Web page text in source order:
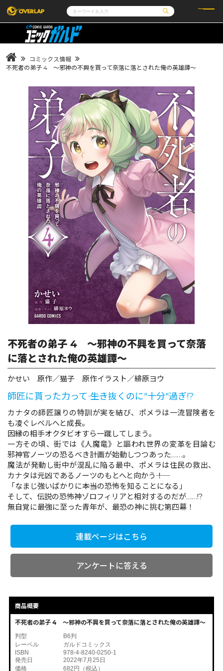
コミック
LiQulle
ラブパルフェ
ライトノベル
ロサージュノベルス
その他 通販・NEWS
企業
会社概要
採用情報
アクセス
オーバーラップホールディングス
お問い合わせはこちら
オーバーラップ文庫
オーバーラップノベルス
オーバーラップノベルスf
ロサージュノベルス
コミックガルド
コミックパルフェ
コミックエッセイ
閉じる
コミックス情報
不死者の弟子 4 ～邪神の不興を買って奈落に落とされた俺の英雄譚～
不死者の弟子 4 ～邪神の不興を買って奈落
に落とされた俺の英雄譚～
かせい 原作／猫子 原作イラスト／緋原ヨウ
師匠に貰った力って―― 生き抜くのに"十分"過ぎ!?
カナタの師匠譲りの特訓が実を結び、ポメラは一流冒険者を
も凌ぐレベルへと成長。
因縁の相手オクタビオすら一蹴してしまう。
一方その頃、街では《人魔竜》と謳われ世界の変革を目論む
邪神官ノーツの恐るべき計画が始動しつつあった……。
魔法が発動し街中が混乱に陥る最中、ポメラは住民の救出、
カナタは元凶であるノーツのもとへと向かう――！
「なまじ強いばかりに――本当の恐怖を知ることになる」
そして、伝説の恐怖神ゾロフィリアと相対するのだが……!?
無自覚に最強に至った青年が、最恐の神に挑む第四幕！
連載ページはこちら
アンケートに答える
商品概要
不死者の弟子 4 ～邪神の不興を買って奈落に落とされた俺の英雄譚～
判型
B6判
レーベル
ガルドコミックス
ISBN
978-4-8240-0250-1
発売日
2022年7月25日
価格
682円（税込）